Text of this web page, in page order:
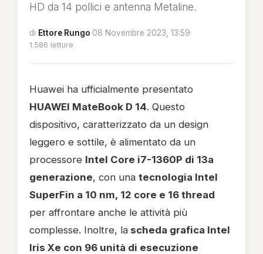
HD da 14 pollici e antenna Metaline.
di Ettore Rungo·08 Novembre 2023, 13:59·
1.586 letture
Huawei ha ufficialmente presentato
HUAWEI MateBook D 14. Questo
dispositivo, caratterizzato da un design
leggero e sottile, è alimentato da un
processore Intel Core i7-1360P di 13a
generazione, con una tecnologia Intel
SuperFin a 10 nm, 12 core e 16 thread
per affrontare anche le attività più
complesse. Inoltre, la scheda grafica Intel
Iris Xe con 96 unità di esecuzione